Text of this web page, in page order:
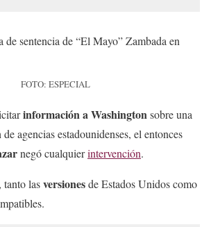
FOTO: ESPECIAL
información a Washingtonsobre una
agencias estadounidenses, el entonces
negó cualquierintervención.
tanto lasversionesde Estados Unidos como